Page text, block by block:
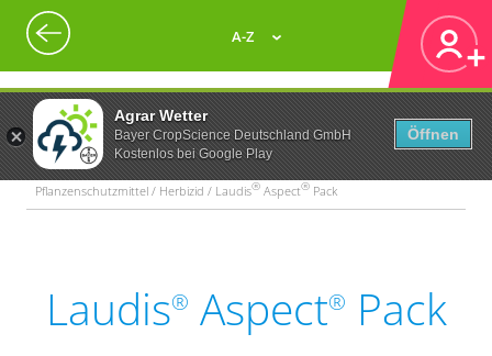
Agrar Wetter
Bayer CropScience Deutschland GmbH
Kostenlos bei Google Play
Öffnen
A-Z
Pflanzenschutzmittel / Herbizid / Laudis® Aspect® Pack
Laudis® Aspect® Pack